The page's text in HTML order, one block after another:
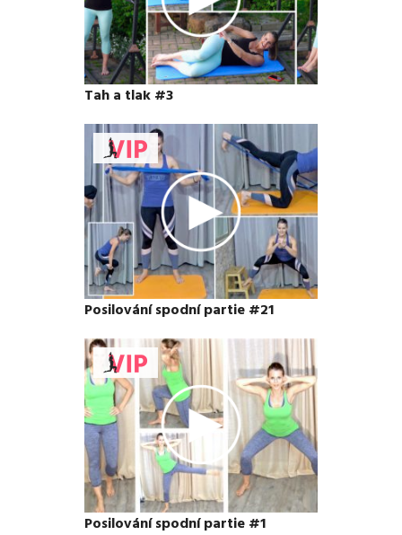
Tah a tlak #3
Posilování spodní partie #21
Posilování spodní partie #1